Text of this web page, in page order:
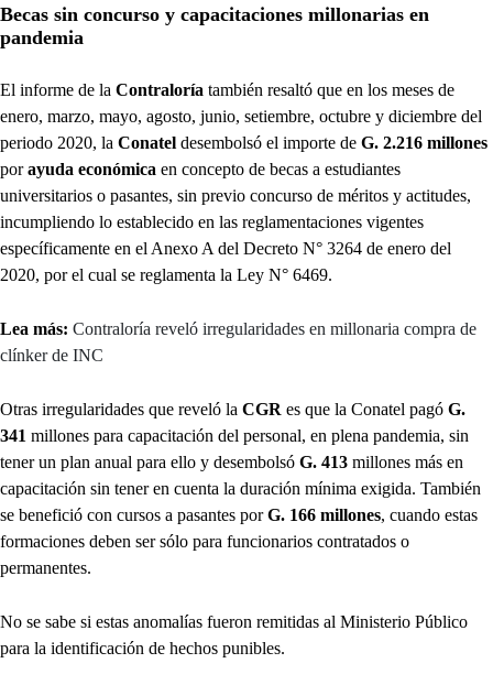
Becas sin concurso y capacitaciones millonarias en
pandemia
El informe de la Contraloría también resaltó que en los meses de
enero, marzo, mayo, agosto, junio, setiembre, octubre y diciembre del
periodo 2020, la Conatel desembolsó el importe de G. 2.216 millones
porayuda económica en concepto de becas a estudiantes
universitarios o pasantes, sin previo concurso de méritos y actitudes,
incumpliendo lo establecido en las reglamentaciones vigentes
específicamente en el Anexo A del Decreto N° 3264 de enero del
2020, por el cual se reglamenta la Ley N° 6469.
Lea más: Contraloría reveló irregularidades en millonaria compra de
clínker de INC
Otras irregularidades que reveló la CGR es que la Conatel pagó G.
341 millones para capacitación del personal, en plena pandemia, sin
tener un plan anual para ello y desembolsó G. 413 millones más en
capacitación sin tener en cuenta la duración mínima exigida. También
se benefició con cursos a pasantes porG. 166 millones, cuando estas
formaciones deben ser sólo para funcionarios contratados o
permanentes.
No se sabe si estas anomalías fueron remitidas al Ministerio Público
para la identificación de hechos punibles.